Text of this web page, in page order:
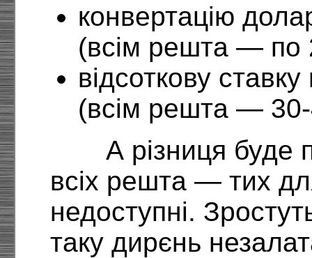
конвертацію
(всім решта — по
відсоткову
(всім решта —
А різниця буде
всіх решта — тих
недоступні.
таку дирєнь